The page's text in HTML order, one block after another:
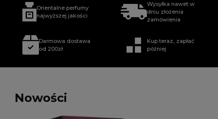
Orientalne perfumy
najwyższej jakości
Darmowa dostawa
od 200zł
Wysyłka nawet w
dniu złożenia
zamówienia
Kup teraz, zapłać
później
Nowości